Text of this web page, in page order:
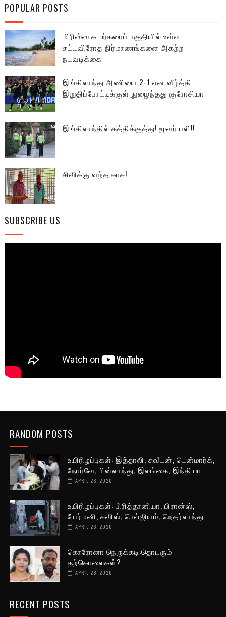
POPULAR POSTS
மிரிஸ்ஸ கடற்கரைப் பகுதியில் உள்ள
சட்டவிரோத நிர்மாணங்களை அகற்ற
நடவடிக்கை
இங்கிலாந்து அணியை 2-1 என வீழ்த்தி
இறுதிப்போட்டிக்குள் நுழைந்தது குரோசியா
இங்கிலாந்தில் கத்திக்குத்து! மூவர் பலி!!
சிவிக்கு வந்த காசு!
SUBSCRIBE US
RANDOM POSTS
உயிரிழப்புகள்: இத்தாலி, சுவீடன், டென்மார்க்,
நோர்வே, பின்லாந்து, இலங்கை, இந்தியா
APRIL 26, 2020
உயிரிழப்புகள்: பிரித்தானியா, பிரான்ஸ்,
யேர்மனி, சுவிஸ், பெல்ஜியம், நெதர்லாந்து
APRIL 26, 2020
கொரோனா நெருக்கடி:தொடரும்
தற்கொலைகள்?
APRIL 26, 2020
RECENT POSTS